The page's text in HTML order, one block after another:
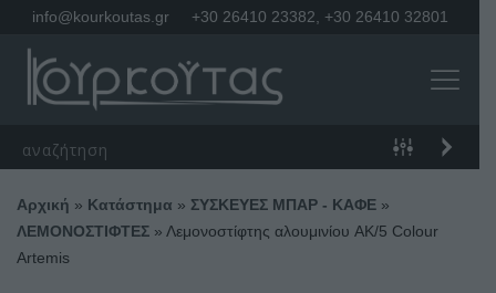
info@kourkoutas.gr +30 26410 23382 +30 26410 32801
Αρχική » Κατάστημα » ΣΥΣΚΕΥΕΣ ΜΠΑΡ - ΚΑΦΕ »
ΛΕΜΟΝΟΣΤΙΦΤΕΣ » Λεμονοστίφτης αλουμινίου AK/5 Colour
Artemis